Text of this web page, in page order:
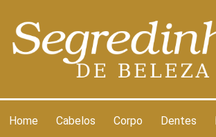
Home Cabelos Corpo Dentes